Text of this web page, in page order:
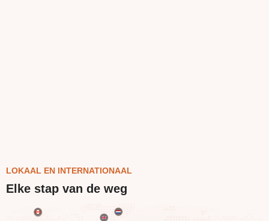
LOKAAL EN INTERNATIONAAL
Elke stap van de weg